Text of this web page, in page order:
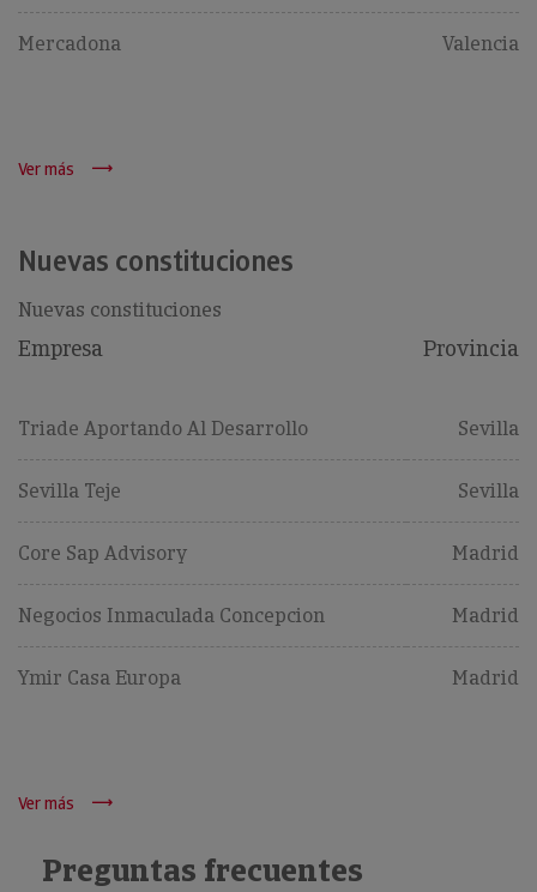
Mercadona Valencia
Ver más
Nuevas constituciones
Nuevas constituciones
Empresa Provincia
Triade Aportando Al Desarrollo Sevilla
Sevilla Teje Sevilla
Core Sap Advisory Madrid
Negocios Inmaculada Concepcion Madrid
Ymir Casa Europa Madrid
Ver más
Preguntas frecuentes